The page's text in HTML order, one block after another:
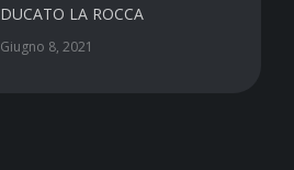
DUCATO LA ROCCA
Giugno 8, 2021